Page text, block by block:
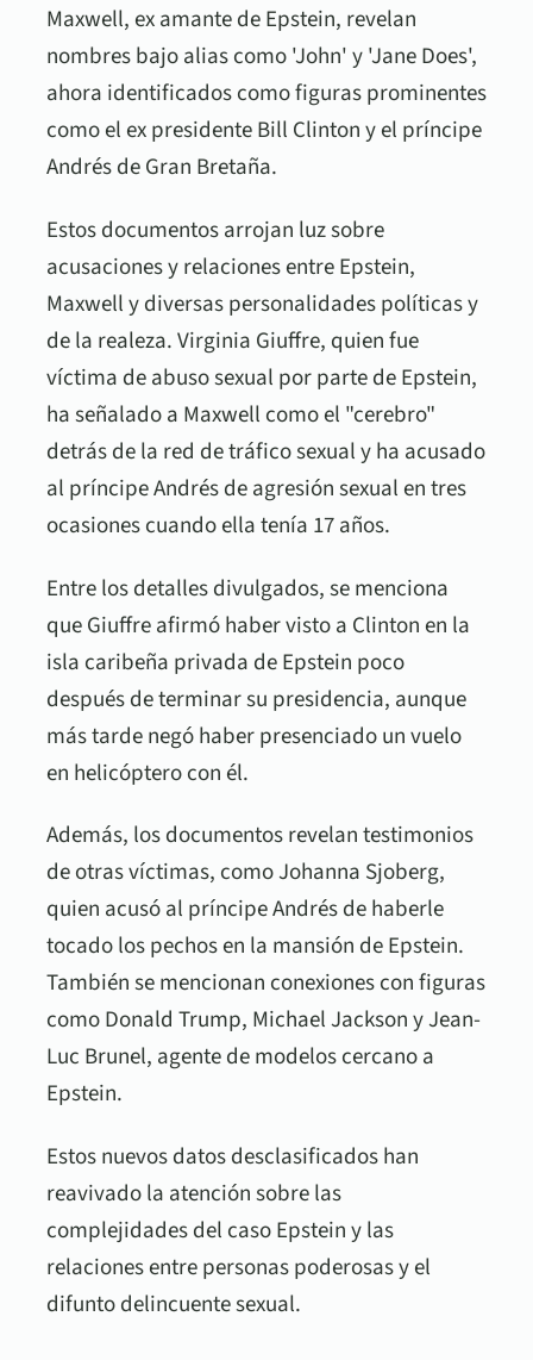
Maxwell, ex amante de Epstein, revelan
nombres bajo alias como 'John' y 'Jane Does',
ahora identificados como figuras prominentes
como el ex presidente Bill Clinton y el príncipe
Andrés de Gran Bretaña.
Estos documentos arrojan luz sobre
acusaciones y relaciones entre Epstein,
Maxwell y diversas personalidades políticas y
de la realeza. Virginia Giuffre, quien fue
víctima de abuso sexual por parte de Epstein,
ha señalado a Maxwell como el "cerebro"
detrás de la red de tráfico sexual y ha acusado
al príncipe Andrés de agresión sexual en tres
ocasiones cuando ella tenía 17 años.
Entre los detalles divulgados, se menciona
que Giuffre afirmó haber visto a Clinton en la
isla caribeña privada de Epstein poco
después de terminar su presidencia, aunque
más tarde negó haber presenciado un vuelo
en helicóptero con él.
Además, los documentos revelan testimonios
de otras víctimas, como Johanna Sjoberg,
quien acusó al príncipe Andrés de haberle
tocado los pechos en la mansión de Epstein.
También se mencionan conexiones con figuras
como Donald Trump, Michael Jackson y Jean-
Luc Brunel, agente de modelos cercano a
Epstein.
Estos nuevos datos desclasificados han
reavivado la atención sobre las
complejidades del caso Epstein y las
relaciones entre personas poderosas y el
difunto delincuente sexual.